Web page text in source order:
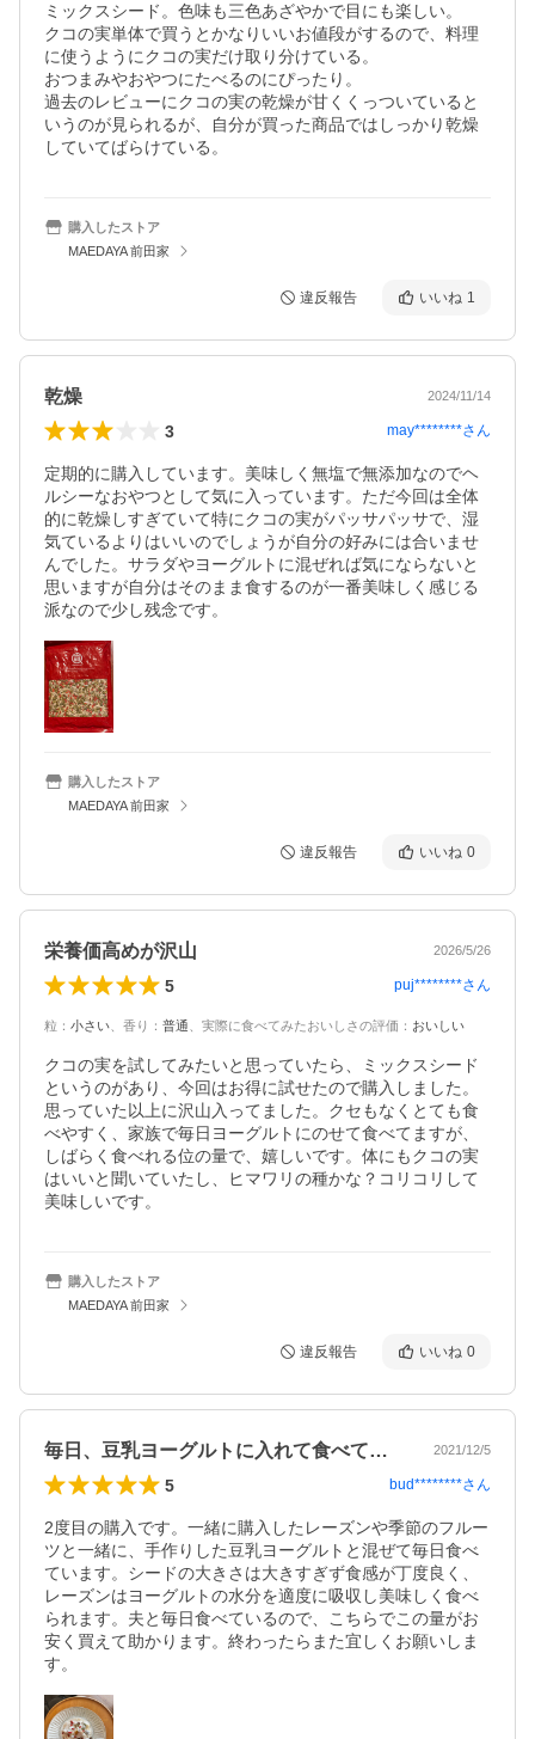
ミックスシード。色味も三色あざやかで目にも楽しい。
クコの実単体で買うとかなりいいお値段がするので、料理
に使うようにクコの実だけ取り分けている。
おつまみやおやつにたべるのにぴったり。
過去のレビューにクコの実の乾燥が甘くくっついていると
いうのが見られるが、自分が買った商品ではしっかり乾燥
していてばらけている。
購入したストア
MAEDAYA 前田家
違反報告 いいね 1
乾燥 2024/11/14
3 may********さん
定期的に購入しています。美味しく無塩で無添加なのでヘ
ルシーなおやつとして気に入っています。ただ今回は全体
的に乾燥しすぎていて特にクコの実がパッサパッサで、湿
気ているよりはいいのでしょうが自分の好みには合いませ
んでした。サラダやヨーグルトに混ぜれば気にならないと
思いますが自分はそのまま食するのが一番美味しく感じる
購入したストア
MAEDAYA 前田家
違反報告 いいね 0
栄養価高めが沢山 2026/5/26
5 puj********さん
粒 ： 小さい 香り ： 普通 実際に食べてみたおいしさの評価 ： おいしい
クコの実を試してみたいと思っていたら、ミックスシード
というのがあり、今回はお得に試せたので購入しました。
思っていた以上に沢山入ってました。クセもなくとても食
べやすく、家族で毎日ヨーグルトにのせて食べてますが、
しばらく食べれる位の量で、嬉しいです。体にもクコの実
はいいと聞いていたし、ヒマワリの種かな？コリコリして
美味しいです。
購入したストア
MAEDAYA 前田家
違反報告 いいね 0
毎日、豆乳ヨーグルトに入れて食べてます 2021/12/5
5 bud********さん
2度目の購入です。一緒に購入したレーズンや季節のフルー
ツと一緒に、手作りした豆乳ヨーグルトと混ぜて毎日食べ
ています。シードの大きさは大きすぎず食感が丁度良く、
レーズンはヨーグルトの水分を適度に吸収し美味しく食べ
られます。夫と毎日食べているので、こちらでこの量がお
安く買えて助かります。終わったらまた宜しくお願いしま
す。